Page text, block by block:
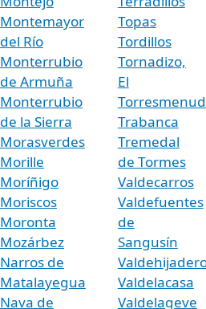
Montemayor
del Río
Monterrubio
de Armuña
Monterrubio
de la Sierra
Morasverdes
Morille
Moríñigo
Moriscos
Moronta
Mozárbez
Narros de
Matalayegua
Nava de
Topas
Tordillos
Tornadizo,
El
Trabanca
Tremedal
de Tormes
Valdecarros
Valdefuentes
de
Sangusín
Valdelacasa
Valdelageve